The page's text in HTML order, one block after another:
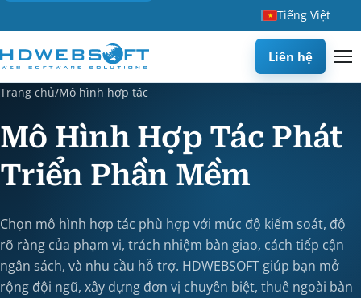
Tiếng Việt
Liên hệ
Trang chủ/Mô hình hợp tác
Mô Hình Hợp Tác Phát
Triển Phần Mềm
Chọn mô hình hợp tác phù hợp với mức độ kiểm soát, độ
rõ ràng của phạm vi, trách nhiệm bàn giao, cách tiếp cận
ngân sách, và nhu cầu hỗ trợ. HDWEBSOFT giúp bạn mở
rộng đội ngũ, xây dựng đơn vị chuyên biệt, thuê ngoài bàn